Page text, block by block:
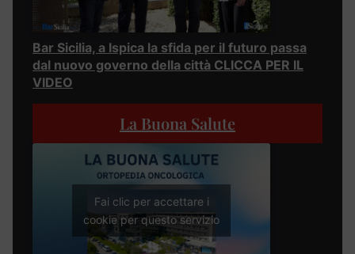
Bar Sicilia, a Ispica la sfida per il futuro passa
dal nuovo governo della città CLICCA PER IL
VIDEO
La Buona Salute
Fai clic per accettare i
cookie per questo servizio